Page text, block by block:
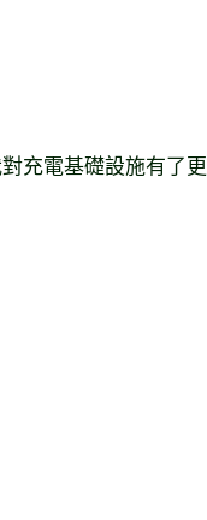
充電基礎設施有了更